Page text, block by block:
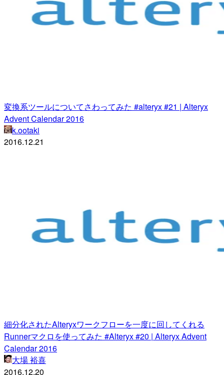
変換系ツールについてさわってみた #alteryx #21 | Alteryx
Advent Calendar 2016
k.ootaki
2016.12.21
細分化されたAlteryxワークフローを一度に回してくれる
Runnerマクロを使ってみた #Alteryx #20 | Alteryx Advent
Calendar 2016
大場 裕喜
2016.12.20